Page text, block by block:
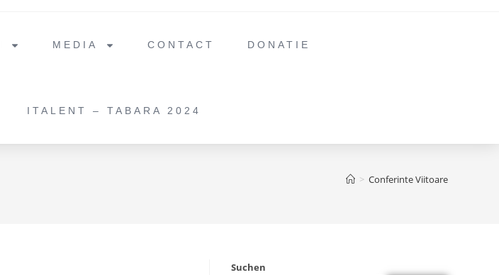
MEDIA CONTACT DONATIE
ITALENT – TABARA 2024
> Conferinte Viitoare
Suchen